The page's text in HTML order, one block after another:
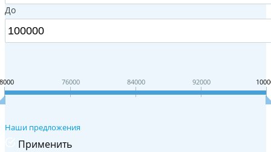
До
76000 84000 92000
Наши предложения
Применить